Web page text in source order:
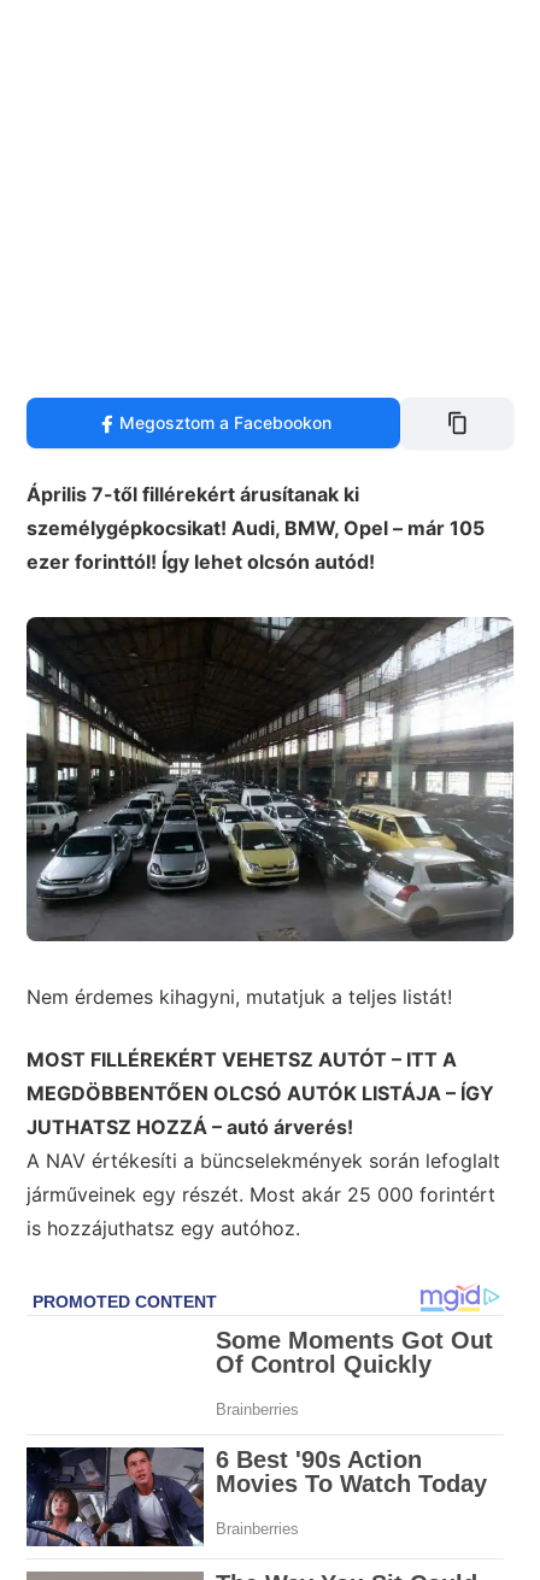
Megosztom a Facebookon
Április 7-től fillérekért árusítanak ki
személygépkocsikat! Audi, BMW, Opel – már 105
ezer forinttól! Így lehet olcsón autód!
Nem érdemes kihagyni, mutatjuk a teljes listát!
MOST FILLÉREKÉRT VEHETSZ AUTÓT – ITT A
MEGDÖBBENTŐEN OLCSÓ AUTÓK LISTÁJA – ÍGY
JUTHATSZ HOZZÁ – autó árverés!
A NAV értékesíti a büncselekmények során lefoglalt
járműveinek egy részét. Most akár 25 000 forintért
is hozzájuthatsz egy autóhoz.